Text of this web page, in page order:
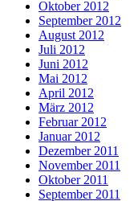
Oktober 2012
September 2012
August 2012
Juli 2012
Juni 2012
Mai 2012
April 2012
März 2012
Februar 2012
Januar 2012
Dezember 2011
November 2011
Oktober 2011
September 2011